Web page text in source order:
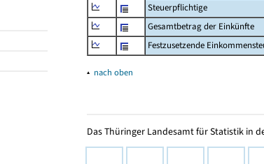
Steuerpflichtige
Gesamtbetrag der Einkünfte
Festzusetzende
▴ nach oben
Das Thüringer Landesamt für Statistik in